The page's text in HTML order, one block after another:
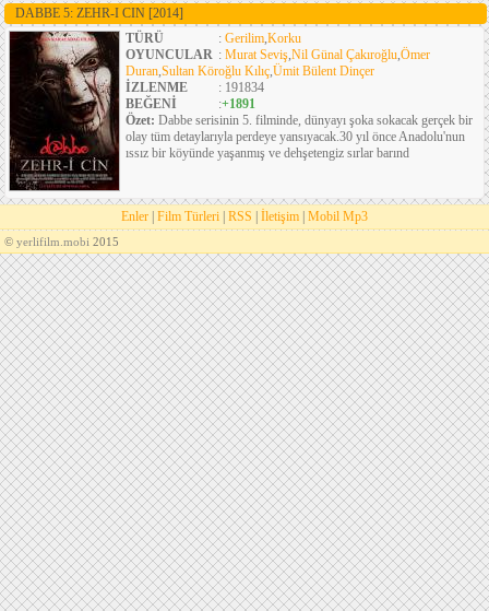
DABBE 5: ZEHR-I CIN [2014]
TÜRÜ
: Gerilim,Korku
OYUNCULAR : Murat Seviş,Nil Günal Çakıroğlu,Ömer
Duran,Sultan Köroğlu Kılıç,Ümit Bülent Dinçer
İZLENME
: 191834
BEĞENİ
:+1891
Özet: Dabbe serisinin 5. filminde, dünyayı şoka sokacak gerçek bir
olay tüm detaylarıyla perdeye yansıyacak.30 yıl önce Anadolu'nun
ıssız bir köyünde yaşanmış ve dehşetengiz sırlar barınd
Enler Film Türleri RSS İletişim Mobil Mp3
© yerlifilm.mobi 2015